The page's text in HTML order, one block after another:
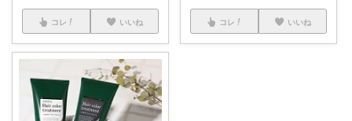
コレ いいね コレ いいね